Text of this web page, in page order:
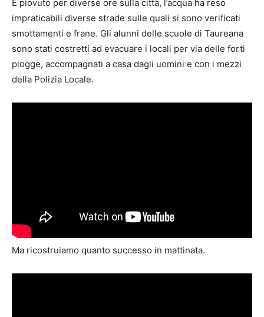
È piovuto per diverse ore sulla città, l’acqua ha reso
impraticabili diverse strade sulle quali si sono verificati
smottamenti e frane. Gli alunni delle scuole di Taureana
sono stati costretti ad evacuare i locali per via delle forti
piogge, accompagnati a casa dagli uomini e con i mezzi
della Polizia Locale.
Ma ricostruiamo quanto successo in mattinata.